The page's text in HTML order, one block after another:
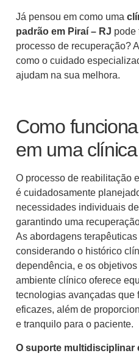
Já pensou em como uma
padrão em Piraí – RJ pode
processo de recuperação?
como o cuidado
ajudam na sua melhora.
Como
em uma
O processo de reabilitação
é cuidadosamente
necessidades individuais
garantindo uma
As abordagens
considerando o histórico
dependência, e os
ambiente clínico oferece
tecnologias avançadas que
eficazes, além de
e tranquilo para o paciente.
O suporte multidisciplinar